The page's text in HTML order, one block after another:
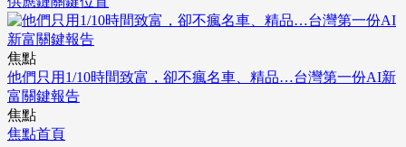
焦點
他們只用1/10時間致富，卻不瘋名車、精品…台灣第一份AI新
富關鍵報告
焦點
焦點首頁